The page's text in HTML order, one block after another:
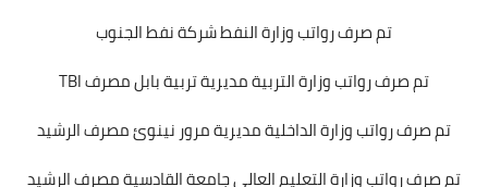
تم صرف رواتب وزارة النفط شركة نفط الجنوب
تم صرف رواتب وزارة التربية مديرية تربية بابل مصرف TBI
تم صرف رواتب وزارة الداخلية مديرية مرور نينوئ مصرف الرشيد
تم صرف رواتب وزارة التعليم العالي جامعة القادسية مصرف الرشيد